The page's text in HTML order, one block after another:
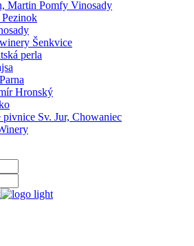
Martin Pomfy Vinosady
Šenkvice
perla
Hronský
Sv. Jur, Chowaniec